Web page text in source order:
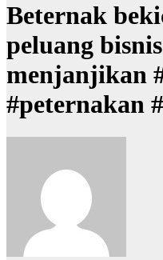
Beternak
peluang
menjanjikan
#peternakan